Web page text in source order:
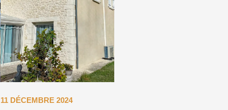
11 DÉCEMBRE 2024